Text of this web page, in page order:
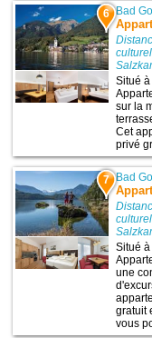
6 Bad
Situé
sur la
Cet
privé
7 Bad
Situé
une
gratuit
vous